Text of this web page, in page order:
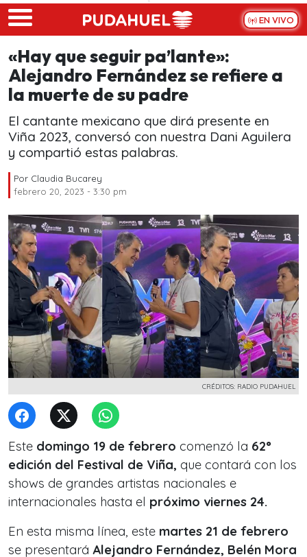
Skip to main content
EN VIVO
«Hay que seguir pa’lante»:
Alejandro Fernández se refiere a
la muerte de su padre
El cantante mexicano que dirá presente en
Viña 2023, conversó con nuestra Dani Aguilera
y compartió estas palabras.
Por Claudia Bucarey
febrero 20, 2023 - 3:30 pm
CRÉDITOS: RADIO PUDAHUEL
Este domingo 19 de febrero comenzó la 62°
edición del Festival de Viña, que contará con los
shows de grandes artistas nacionales e
internacionales hasta el próximo viernes 24.
En esta misma línea, este martes 21 de febrero
se presentará Alejandro Fernández, Belén Mora